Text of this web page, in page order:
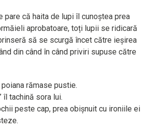
pare că haita de lupi îl cunoștea prea
aprobatoare, toți lupii se ridicară
să se scurgă încet către ieșirea
din când în când priviri supuse către
rămase pustie.
îl tachină sora lui.
peste cap, prea obișnuit cu ironiile ei